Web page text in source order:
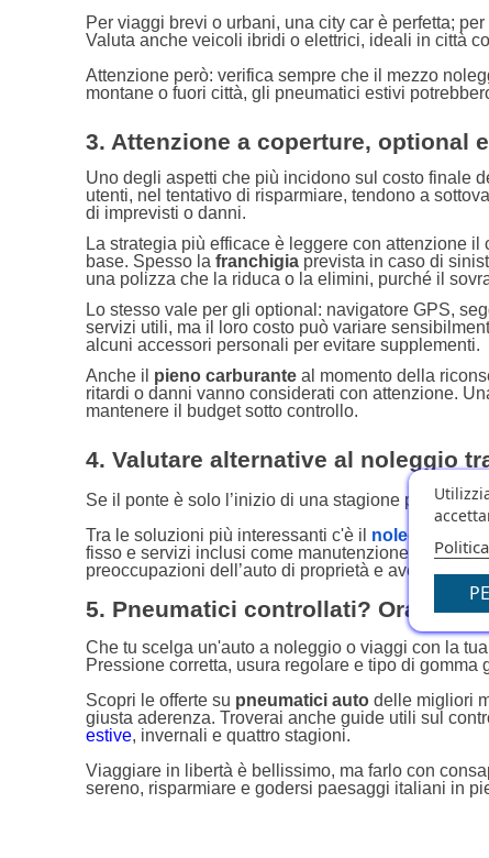
Per viaggi brevi o urbani, una city car è perfetta;
Valuta anche veicoli ibridi o elettrici, ideali in città
Attenzione però: verifica sempre che il mezzo
montane o fuori città, gli pneumatici estivi
3. Attenzione a coperture, optional
Uno degli aspetti che più incidono sul costo finale
utenti, nel tentativo di risparmiare, tendono a
di imprevisti o danni.
La strategia più efficace è leggere con attenzione
base. Spesso lafranchigia prevista in caso di
una polizza che la riduca o la elimini, purché il
Lo stesso vale per gli optional: navigatore GPS,
servizi utili, ma il loro costo può variare
alcuni accessori personali per evitare supplementi.
Anche il pieno carburante al momento della
ritardi o danni vanno considerati con attenzione.
mantenere il budget sotto controllo.
4. Valutare alternative al noleggio
Se il ponte è solo l’inizio di una stagione piena di
Tra le soluzioni più interessanti c'è il noleggio a
fisso e servizi inclusi come manutenzione, bollo e
preoccupazioni dell’auto di proprietà e avere
5. Pneumatici controllati? Ora puoi
Che tu scelga un'auto a noleggio o viaggi con la
Pressione corretta, usura regolare e tipo di
Scopri le offerte su pneumatici auto delle migliori
giusta aderenza. Troverai anche guide utili sul
estive, invernali e quattro stagioni.
Viaggiare in libertà è bellissimo, ma farlo con
sereno, risparmiare e godersi paesaggi italiani in